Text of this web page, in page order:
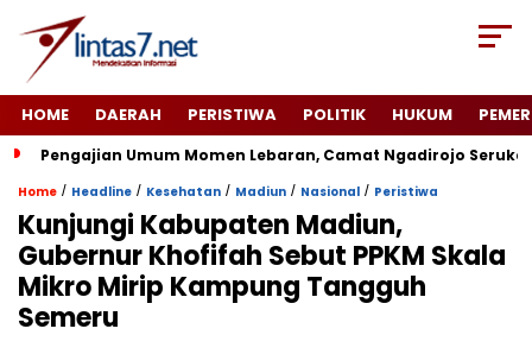
HOME DAERAH PERISTIWA POLITIK HUKUM
Pengajian Umum Momen Lebaran, Camat Ngadirojo
Home / Headline / Kesehatan / Madiun / Nasional / Peristiwa
Kunjungi Kabupaten Madiun,
Gubernur Khofifah Sebut PPKM Skala
Mikro Mirip Kampung Tangguh
Semeru